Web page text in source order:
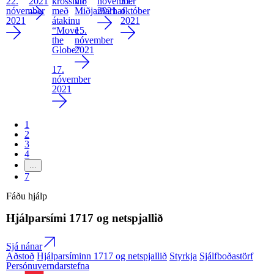
nóvember
2021
með
átakinu
“Move
the
Globe”
17.
nóvember
2021
Miðjarðarhaf
15.
nóvember
2021
2021 október
2021
1
2
3
4
7
Fáðu hjálp
Hjálparsími 1717 og netspjallið
Sjá nánar
Aðstoð Hjálparsíminn 1717 og netspjallið Styrkja Sjálfboðastörf
Persónuverndarstefna